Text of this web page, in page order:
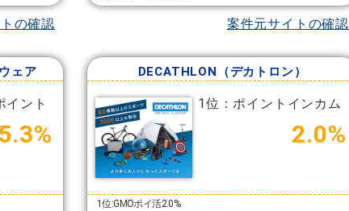
の確認 案件元サイトの確認
ェア
イント
5.3%
DECATHLON（デカトロン）
1位：ポイントインカム
2.0%
1位:GMOポイ活2.0%